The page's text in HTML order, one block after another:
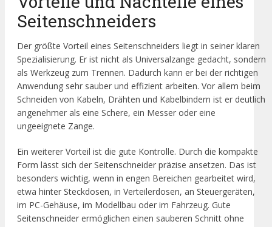
Seitenschneiders
Der größte Vorteil eines Seitenschneiders liegt in seiner klaren
Spezialisierung. Er ist nicht als Universalzange gedacht, sondern
als Werkzeug zum Trennen. Dadurch kann er bei der richtigen
Anwendung sehr sauber und effizient arbeiten. Vor allem beim
Schneiden von Kabeln, Drähten und Kabelbindern ist er deutlich
angenehmer als eine Schere, ein Messer oder eine
ungeeignete Zange.
Ein weiterer Vorteil ist die gute Kontrolle. Durch die kompakte
Form lässt sich der Seitenschneider präzise ansetzen. Das ist
besonders wichtig, wenn in engen Bereichen gearbeitet wird,
etwa hinter Steckdosen, in Verteilerdosen, an Steuergeräten,
im PC-Gehäuse, im Modellbau oder im Fahrzeug. Gute
Seitenschneider ermöglichen einen sauberen Schnitt ohne